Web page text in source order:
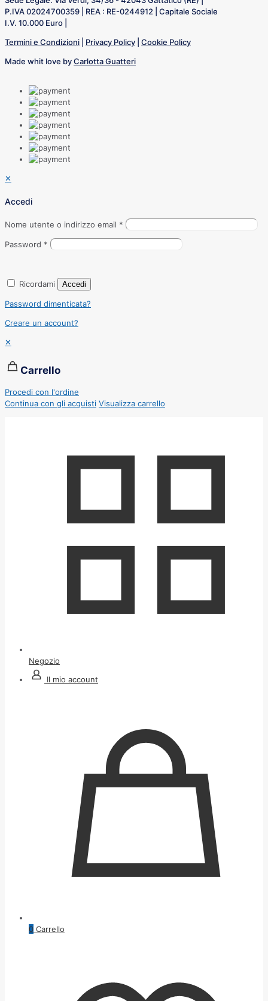
P.IVA 02024700359 | REA : RE-0244912 | Capitale Sociale
I.V. 10.000 Euro |
Termini e Condizioni
Privacy Policy
Cookie Policy
Made whit love byCarlotta Guatteri
✕
Accedi
Nome utente o indirizzo email *
Password *
Ricordami Accedi
Password dimenticata?
Creare un account?
✕
Carrello
Procedi con l'ordine
Continua con gli acquisti Visualizza carrello
Negozio
Il mio account
0 Carrello